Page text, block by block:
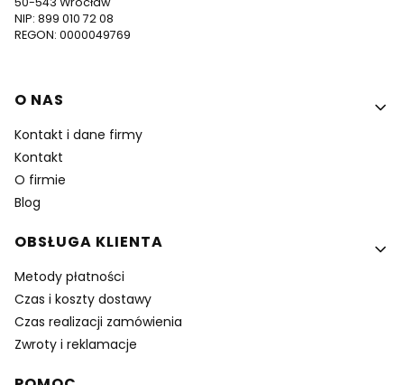
NIP: 899 010 72 08
REGON: 0000049769
Linki w stopce
O NAS
Kontakt i dane firmy
Kontakt
O firmie
Blog
OBSŁUGA KLIENTA
Metody płatności
Czas i koszty dostawy
Czas realizacji zamówienia
Zwroty i reklamacje